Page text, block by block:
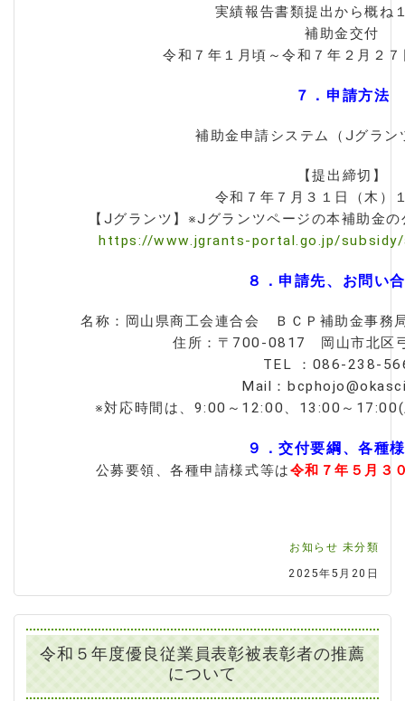
実績報告書類提出から概ね
補助金交付
令和７年１月頃～令和７年２月２
７．申請方法
補助金申請システム（Jグラン
【提出締切】
令和７年７月３１日（木）
【Jグランツ】※Jグランツページの本補助金
https://www.jgrants-portal.go.jp/subsidy/
８．申請先、お問い
名称：岡山県商工会連合会 ＢＣＰ補助金事務
住所：〒700-0817 岡山市北区
TEL ：086-238-
Mail：
※対応時間は、9:00～12:00、13:00～17:00(
９．交付要綱、各種
公募要領、各種申請様式等は令和７年５月３
お知らせ 未分類
2025年5月20日
令和５年度優良従業員表彰被表彰者の推薦
について